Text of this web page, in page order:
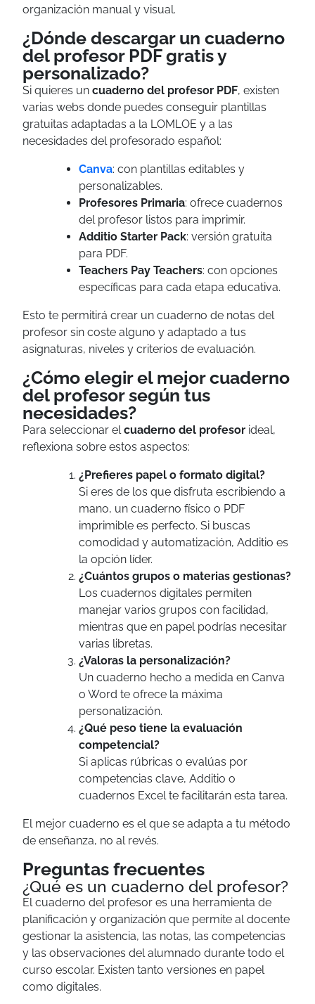
organización manual y visual.
¿Dónde descargar un cuaderno
del profesor PDF gratis y
personalizado?
Si quieres un cuaderno del profesor PDF, existen
varias webs donde puedes conseguir plantillas
gratuitas adaptadas a la LOMLOE y a las
necesidades del profesorado español:
Canva: con plantillas editables y
personalizables.
Profesores Primaria: ofrece cuadernos
del profesor listos para imprimir.
Additio Starter Pack: versión gratuita
para PDF.
Teachers Pay Teachers: con opciones
específicas para cada etapa educativa.
Esto te permitirá crear un cuaderno de notas del
profesor sin coste alguno y adaptado a tus
asignaturas, niveles y criterios de evaluación.
¿Cómo elegir el mejor cuaderno
del profesor según tus
necesidades?
Para seleccionar elcuaderno del profesor ideal,
reflexiona sobre estos aspectos:
¿Prefieres papel o formato digital?
Si eres de los que disfruta escribiendo a
mano, un cuaderno físico o PDF
imprimible es perfecto. Si buscas
comodidad y automatización, Additio es
la opción líder.
¿Cuántos grupos o materias gestionas?
Los cuadernos digitales permiten
manejar varios grupos con facilidad,
mientras que en papel podrías necesitar
varias libretas.
¿Valoras la personalización?
Un cuaderno hecho a medida en Canva
o Word te ofrece la máxima
personalización.
¿Qué peso tiene la evaluación
competencial?
Si aplicas rúbricas o evalúas por
competencias clave, Additio o
cuadernos Excel te facilitarán esta tarea.
El mejor cuaderno es el que se adapta a tu método
de enseñanza, no al revés.
Preguntas frecuentes
¿Qué es un cuaderno del profesor?
El cuaderno del profesor es una herramienta de
planificación y organización que permite al docente
gestionar la asistencia, las notas, las competencias
y las observaciones del alumnado durante todo el
curso escolar. Existen tanto versiones en papel
como digitales.